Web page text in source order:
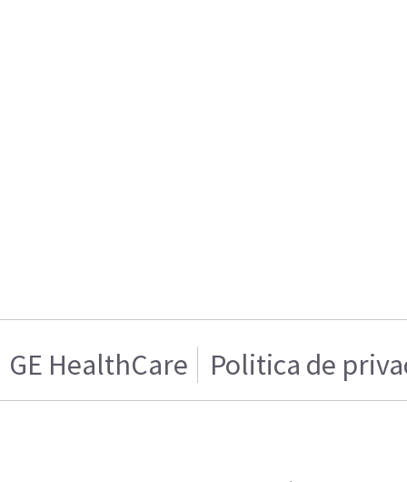
GE HealthCare Politica de